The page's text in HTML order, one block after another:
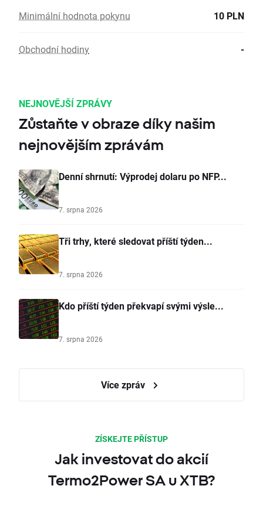
Minimální hodnota pokynu 10 PLN
Obchodní hodiny -
NEJNOVĚJŠÍ ZPRÁVY
Zůstaňte v obraze díky našim
nejnovějším zprávám
Denní shrnutí: Výprodej dolaru po NFP...
7. srpna 2026
Tři trhy, které sledovat příští týden...
7. srpna 2026
Kdo příští týden překvapí svými výsle...
7. srpna 2026
Více zpráv
ZÍSKEJTE PŘÍSTUP
Jak investovat do akcií
Termo2Power SA u XTB?